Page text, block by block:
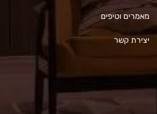
מאמרים וטיפים
יצירת קשר